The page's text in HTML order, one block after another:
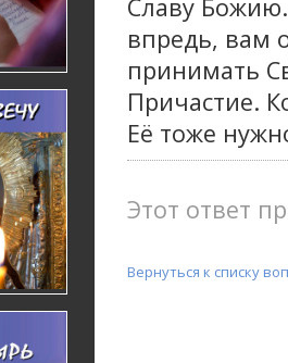
Славу
впредь, вам
принимать
Причастие.
Её тоже
Этот ответ
Вернуться к списку